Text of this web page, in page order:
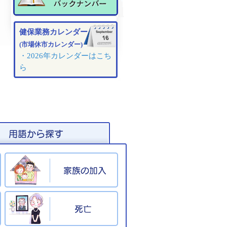
健保業務カレンダー
(市場休市カレンダー)
・2026年カレンダーはこち
ら